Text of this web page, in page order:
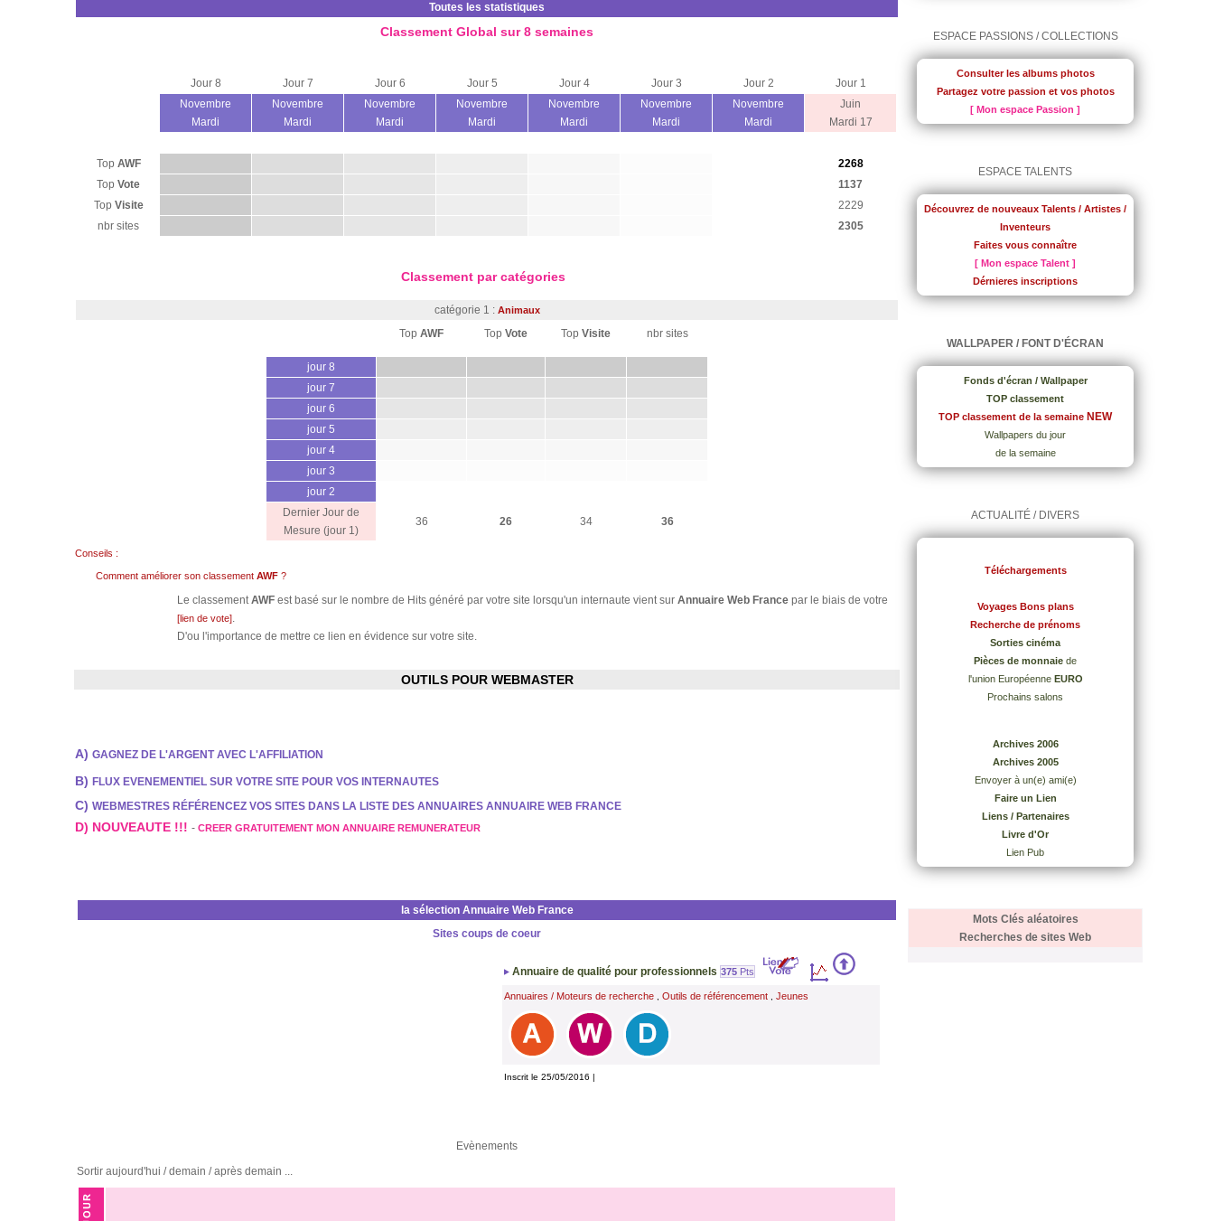
Toutes les statistiques
Classement Global sur 8 semaines
Jour 8 Jour 7 Jour 6 Jour 5 Jour 4 Jour 3 Jour 2
Jour 1
Novembre
Mardi
Novembre
Mardi
Novembre
Mardi
Novembre
Mardi
Novembre
Mardi
Novembre
Mardi
Novembre
Mardi
Juin
Mardi 17
Top AWF
2268
Top Vote
1137
Top Visite
2229
nbr sites
2305
Classement par catégories
catégorie 1 : Animaux
Top AWF Top Vote Top Visite nbr sites
jour 8
jour 7
jour 6
jour 5
jour 4
jour 3
jour 2
Dernier Jour de
Mesure (jour 1)
36 26 34 36
Conseils :
Comment améliorer son classement AWF ?
Le classementAWF est basé sur le nombre de Hits généré par votre site lorsqu'un internaute vient sur Annuaire Web France par le biais de votre
[lien de vote].
D'ou l'importance de mettre ce lien en évidence sur votre site.
OUTILS POUR WEBMASTER
A) GAGNEZ DE L'ARGENT AVEC L'AFFILIATION
B) FLUX EVENEMENTIEL SUR VOTRE SITE POUR VOS INTERNAUTES
C) WEBMESTRES RÉFÉRENCEZ VOS SITES DANS LA LISTE DES ANNUAIRES ANNUAIRE WEB FRANCE
D) NOUVEAUTE !!! - CREER GRATUITEMENT MON ANNUAIRE REMUNERATEUR
la sélection Annuaire Web France
Sites coups de coeur
Annuaire de qualité pour professionnels 375Pts
Annuaires / Moteurs de recherche, Outils de référencement, Jeunes
Inscrit le 25/05/2016 |
Evènements
Sortir aujourd'hui / demain / après demain ...
ESPACE PASSIONS / COLLECTIONS
Consulter les albums photos
Partagez votre passion et vos photos
[ Mon espace Passion ]
ESPACE TALENTS
Découvrez de nouveaux Talents / Artistes /
Inventeurs
Faites vous connaître
[ Mon espace Talent ]
Dérnieres inscriptions
WALLPAPER / FONT D'ÉCRAN
Fonds d'écran / Wallpaper
TOP classement
TOP classement de la semaine NEW
Wallpapers du jour
de la semaine
ACTUALITÉ / DIVERS
Téléchargements
Voyages Bons plans
Recherche de prénoms
Sorties cinéma
Pièces de monnaie de
l'union Européenne EURO
Prochains salons
Archives 2006
Archives 2005
Envoyer à un(e) ami(e)
Faire un Lien
Liens / Partenaires
Livre d'Or
Lien Pub
Mots Clés aléatoires
Recherches de sites Web